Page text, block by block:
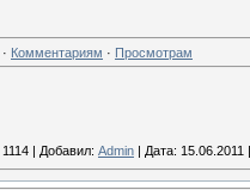
· Комментариям · Просмотрам
1114 Добавил: Admin Дата: 15.06.2011